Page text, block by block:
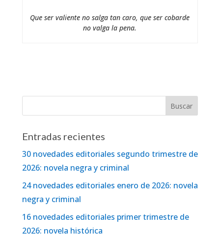
Que ser valiente no salga tan caro, que ser cobarde
no valga la pena.
Entradas recientes
30 novedades editoriales segundo trimestre de
2026: novela negra y criminal
24 novedades editoriales enero de 2026: novela
negra y criminal
16 novedades editoriales primer trimestre de
2026: novela histórica